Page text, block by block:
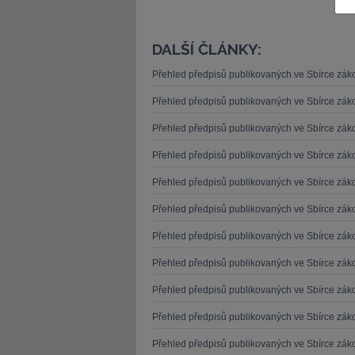
DALŠÍ ČLÁNKY:
Přehled předpisů publikovaných ve Sbírce
Přehled předpisů publikovaných ve Sbírce
Přehled předpisů publikovaných ve Sbírce
Přehled předpisů publikovaných ve Sbírce
Přehled předpisů publikovaných ve Sbírce
Přehled předpisů publikovaných ve Sbírce
Přehled předpisů publikovaných ve Sbírce
Přehled předpisů publikovaných ve Sbírce
Přehled předpisů publikovaných ve Sbírce
Přehled předpisů publikovaných ve Sbírce
Přehled předpisů publikovaných ve Sbírce
JUDr. Tomáš Nielsen
JUDr.
Kurzy